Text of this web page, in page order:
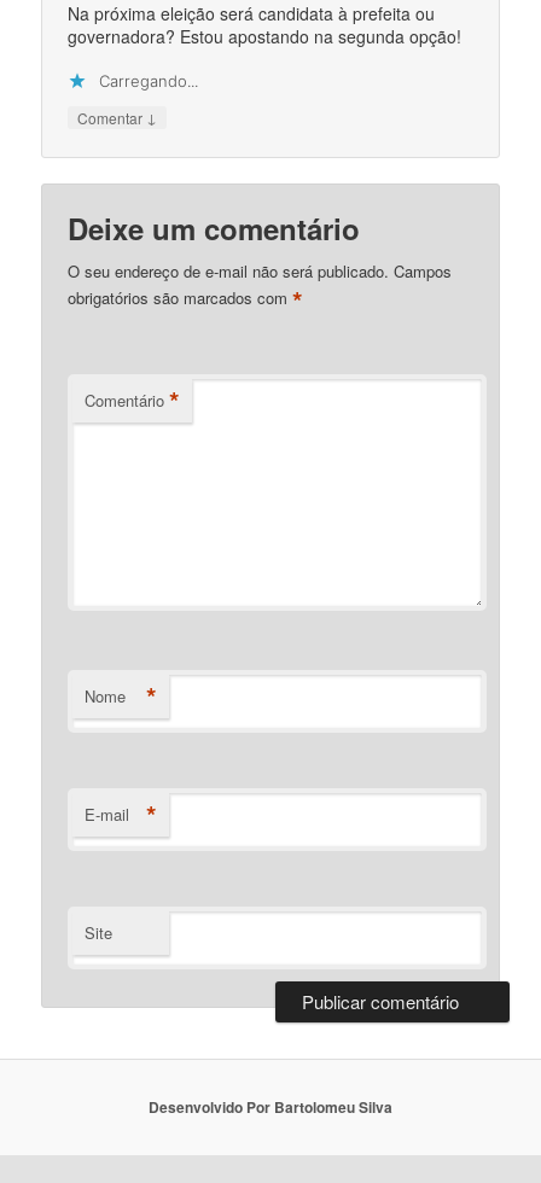
Na próxima eleição será candidata à prefeita ou
governadora? Estou apostando na segunda opção!
Carregando...
Comentar ↓
Deixe um comentário
O seu endereço de e-mail não será publicado. Campos
obrigatórios são marcados com*
Comentário *
Nome *
E-mail *
Site
Desenvolvido Por Bartolomeu Silva